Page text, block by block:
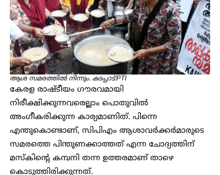
ആശ സമരത്തിൽ നിന്നും. കടപ്പാട്:PTI
കേരള രാഷ്‌ടീയം ഗൗരവമായി
നിരീക്ഷിക്കുന്നവരെല്ലാം പൊതുവിൽ
അംഗീകരിക്കുന്ന കാര്യമാണിത്. പിന്നെ
എന്തുകൊണ്ടാണ്, സിപിഎം ആശാവർക്കർമാരുടെ
സമരത്തെ പിന്തുണക്കാത്തത് എന്ന ചോദ്യത്തിന്
മസ്കിന്റെ കമ്പനി തന്ന ഉത്തരമാണ് താഴെ
കൊടുത്തിരിക്കുന്നത്.